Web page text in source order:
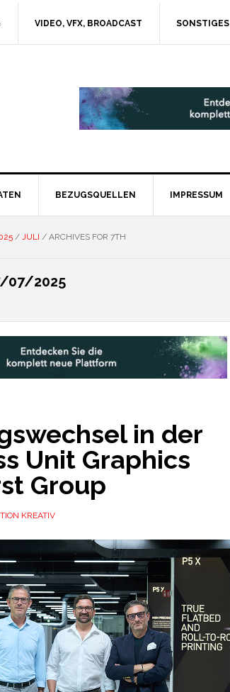
VIDEO, VFX, BROADCAST SONSTIGES
BEZUGSQUELLEN IMPRESSUM
/ JULI /ARCHIVES FOR 7TH
07/2025
in der
Unit Graphics
Group
KREATIV